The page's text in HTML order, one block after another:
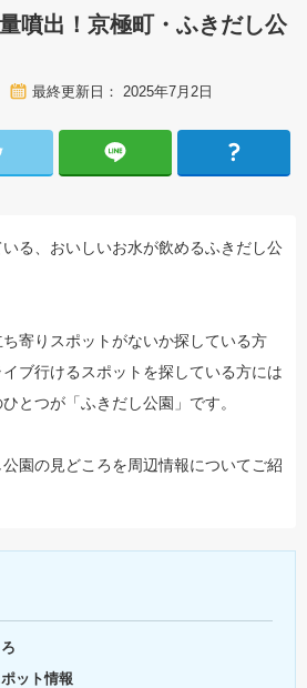
噴出！京極町・ふきだし公
最終更新日： 2025年7月2日
る、おいしいお水が飲めるふきだし公
寄りスポットがないか探している方
ブ行けるスポットを探している方には
とつが「ふきだし公園」です。
園の見どころを周辺情報についてご紹
ット情報